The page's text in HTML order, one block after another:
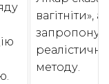
вагітніти»,
методу.